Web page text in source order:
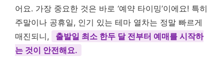
어요. 가장 중요한 것은 바로 ‘예약 타이밍’이에요! 특히
주말이나 공휴일, 인기 있는 테마 열차는 정말 빠르게
매진되니,
출발일 최소 한두 달 전부터 예매를 시작하
는 것이 안전해요.